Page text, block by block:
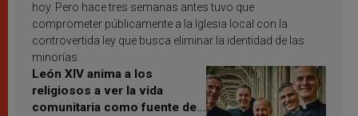
hoy. Pero hace tres semanas antes tuvo que
comprometer públicamente a la Iglesia local con la
controvertida ley que busca eliminar la identidad de las
minorías.
León XIV anima a los
religiosos a ver la vida
comunitaria como fuente de